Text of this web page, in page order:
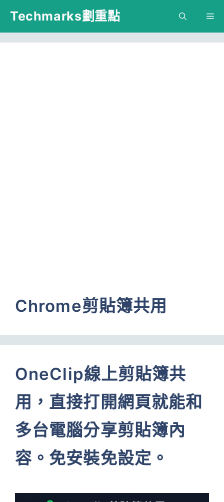
跳
主
Techmarks劃重點
Chrome剪貼簿共用
OneClip線上剪貼簿共
用，直接打開網頁就能和
多台電腦分享剪貼簿內
容。免安裝免設定。